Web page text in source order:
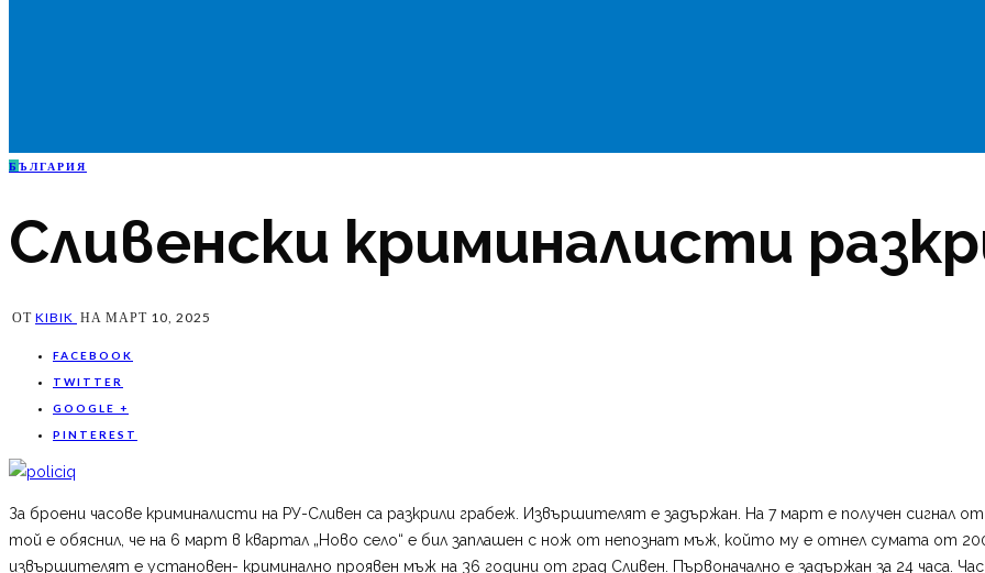
Б ЪЛГАРИЯ
Сливенски криминалисти
ОТ KIBIK НА МАРТ 10, 2025
FACEBOOK
TWITTER
GOOGLE +
PINTEREST
За броени часове криминалисти на РУ-Сливен са разкрили грабеж. Извършителят е задържан. На 7 март е получен сигнал
той е обяснил, че на 6 март в квартал „Ново село“ е бил заплашен с нож от непознат мъж, който му е отнел сумата от
извършителят е установен- криминално проявен мъж на 36 години от град Сливен. Първоначално е задържан за 24 часа.